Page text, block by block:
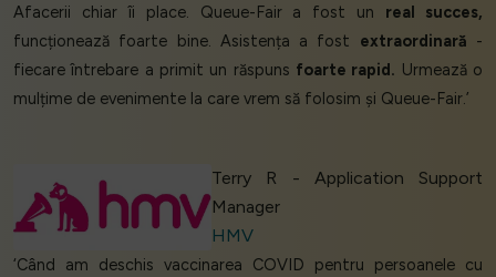
Afacerii chiar îi place. Queue-Fair a fost un real succes,
funcționează foarte bine. Asistența a fost extraordinară -
fiecare întrebare a primit un răspuns foarte rapid. Urmează o
mulțime de evenimente la care vrem să folosim și Queue-Fair.’
Terry R - Application Support
Manager
HMV
‘Când am deschis vaccinarea COVID pentru persoanele cu